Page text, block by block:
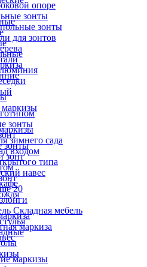
опоре
зонты
зонты
для зонтов
зонты
зонты
зонт
20
Складная мебель
маркизы
зимнего сада
входом
типа
навес
маркиза
маркизы